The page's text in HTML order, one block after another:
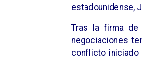
estadounidense,
Tras la firma de
negociaciones
conflicto iniciado